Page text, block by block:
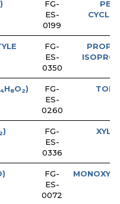
)
FG-
ES-
0199
FG-
ES-
0350
4H8O2)
FG-
ES-
0260
2)
FG-
ES-
0336
FG-
ES-
0072